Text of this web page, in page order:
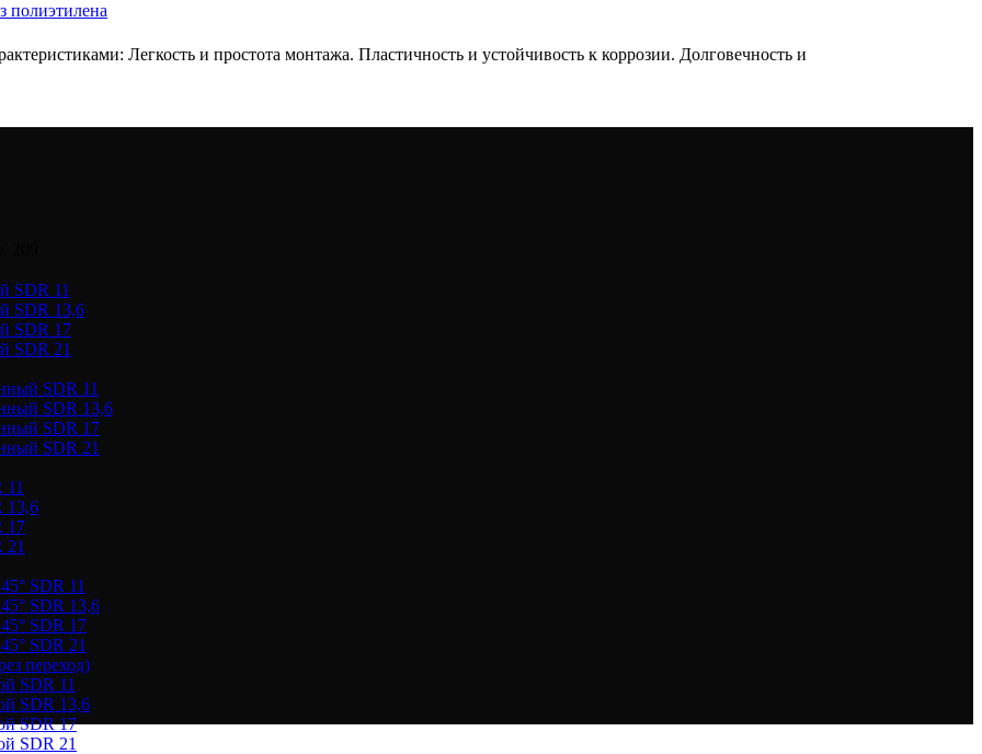
SDR 11
SDR 13,6
SDR 17
SDR 21
SDR 11
SDR 13,6
SDR 17
SDR 21
13,6
17
21
SDR 11
SDR 13,6
SDR 17
SDR 21
переход)
SDR 11
SDR 13,6
SDR 17
SDR 21
полиэтилена
Легкость и простота монтажа. Пластичность и устойчивость к коррозии. Долговечность и
209